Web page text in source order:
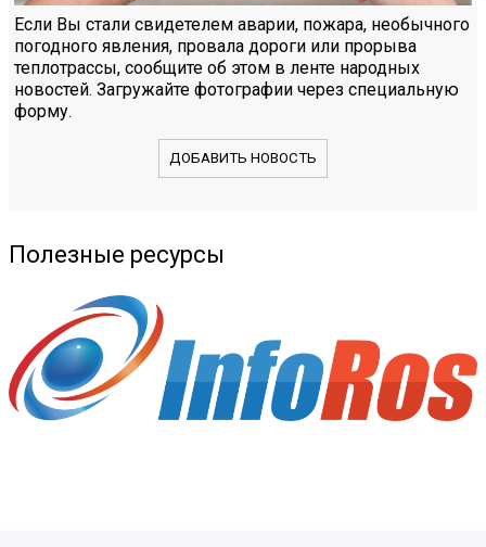
Если Вы стали свидетелем аварии, пожара, необычного
погодного явления, провала дороги или прорыва
теплотрассы, сообщите об этом в ленте народных
новостей. Загружайте фотографии через специальную
форму.
ДОБАВИТЬ НОВОСТЬ
Полезные ресурсы